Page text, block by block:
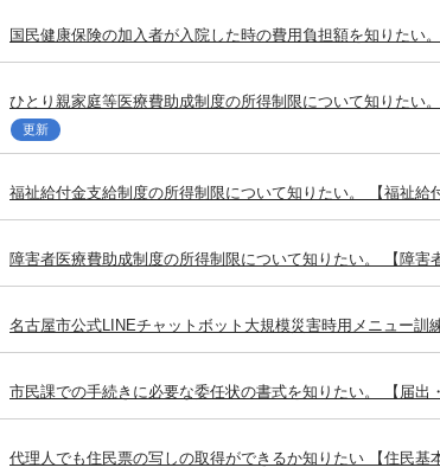
国民健康保険の加入者が入院した時の費用負担額を知りたい
ひとり親家庭等医療費助成制度の所得制限について知りたい
更新
福祉給付金支給制度の所得制限について知りたい。 【福祉給
障害者医療費助成制度の所得制限について知りたい。 【障害
名古屋市公式LINEチャットボット大規模災害時用メニュー訓
市民課での手続きに必要な委任状の書式を知りたい。 【届出
代理人でも住民票の写しの取得ができるか知りたい 【住民基